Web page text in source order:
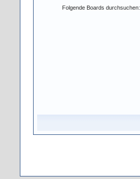
Folgende Boards durchsuchen: